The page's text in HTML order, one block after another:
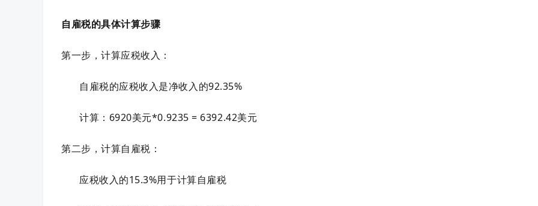
自雇税的具体计算步骤
第一步，计算应税收入：
自雇税的应税收入是净收入的92.35%
计算：6920美元*0.9235 = 6392.42美元
第二步，计算自雇税：
应税收入的15.3%用于计算自雇税